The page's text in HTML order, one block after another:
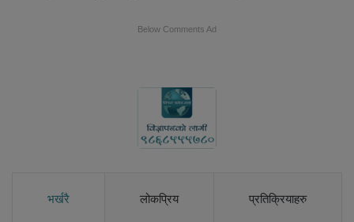
Below Comments Ad
भर्खरै लोकप्रिय प्रतिक्रियाहरु